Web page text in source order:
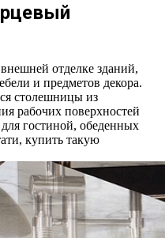
отделке зданий,
и предметов декора.
столешницы из
рабочих поверхностей
гостиной, обеденных
купить такую